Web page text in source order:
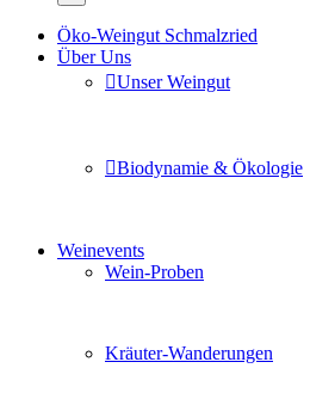
Öko-Weingut Schmalzried
Über Uns
Unser Weingut
Biodynamie & Ökologie
Weinevents
Wein-Proben
Kräuter-Wanderungen